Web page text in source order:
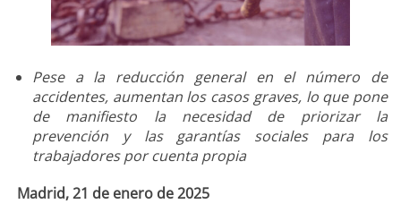
Pese a la reducción general en el número de
accidentes, aumentan los casos graves, lo que pone
de manifiesto la necesidad de priorizar la
prevención y las garantías sociales para los
trabajadores por cuenta propia
Madrid, 21 de enero de 2025